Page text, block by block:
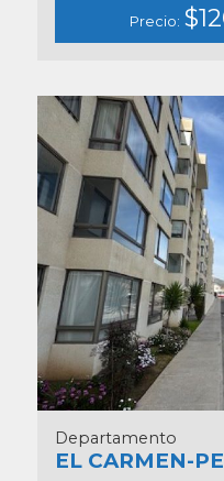
Precio:
Departamento
EL CARMEN-